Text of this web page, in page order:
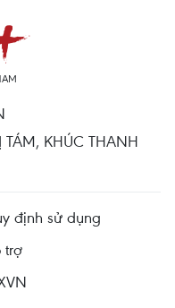
TÁM, KHÚC THANH
định sử dụng
trợ